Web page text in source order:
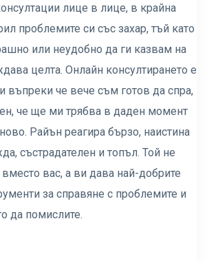
лице в лице, в крайна
проблемите си със захар, тъй като
или неудобно да ги казвам на
целта. Онлайн консултирането е
въпреки че вече съм готов да спра,
че ще ми трябва в даден момент
Райън реагира бързо, наистина
състрадателен и топъл. Той не
вас, а ви дава най-добрите
за справяне с проблемите и
да помислите.